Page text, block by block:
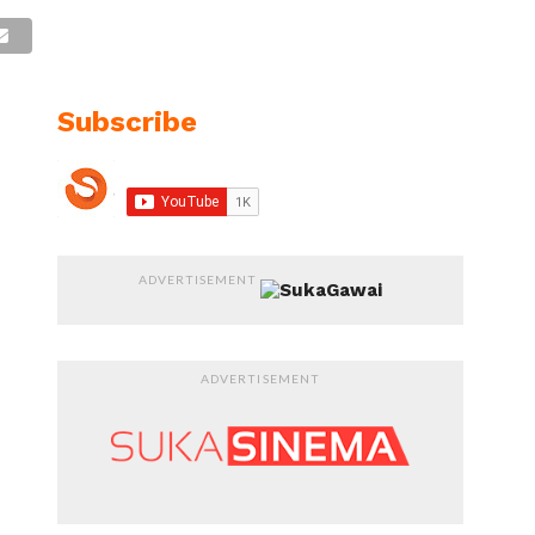
Subscribe
ADVERTISEMENT
ADVERTISEMENT